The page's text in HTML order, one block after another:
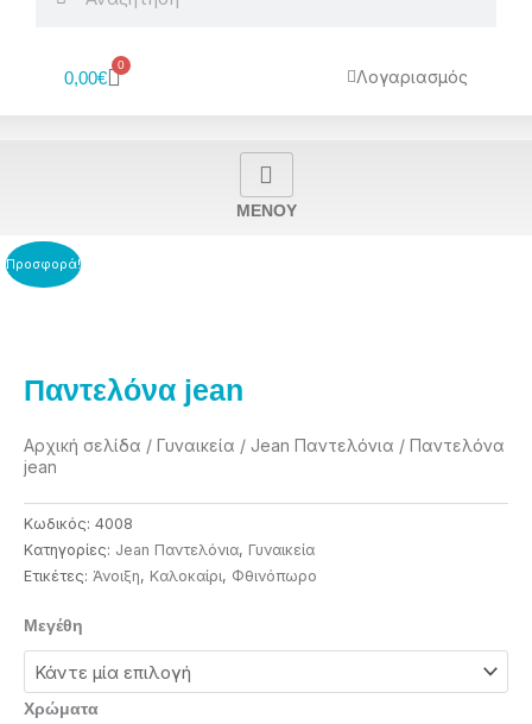
0,00€
0
Cart Λογαριασμός
MENOY
Προσφορά!
Παντελόνα jean
Αρχική σελίδα / Γυναικεία / Jean Παντελόνια / Παντελόνα
jean
Κωδικός: 4008
Κατηγορίες: Jean Παντελόνια, Γυναικεία
Ετικέτες: Άνοιξη, Καλοκαίρι, Φθινόπωρο
Μεγέθη
Χρώματα
Παντελόνα
jean
ποσότητα